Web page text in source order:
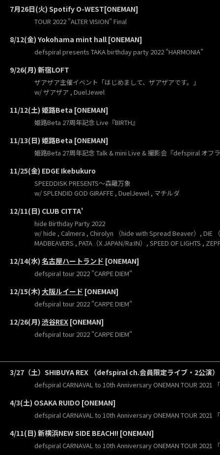
7月26日(火) Spotify O-WEST[ONEMAN]
TOUR 2022 "ALTER VISION" Final
8/12(金) Yokohama mint hall [ONEMAN]
defspiral presents TAKA birthday party 2022 "HARMONIA"
9/26(月) 新宿LOFT
ザアザア主催イベント「はじめまして、ザアザアです。」
w/ ザアザア , DuelJewel
11/12(土) 姫路Beta [ONEMAN]
姫路Beta 27周年記念 Live『BIRTH』
11/13(日) 姫路Beta [ONEMAN]
姫路Beta 27周年記念 Talk & mini Live & 撮影会『defspiral オフ
11/25(金) EDGE Ikebukuro
SPEEDDISK PRESENTS～森羅万象
w/ SPLENDID GOD GIRAFFE , DuelJewel , マチルダ
12/11(日) CLUB CITTA'
hide Birthday Party 2022
w/ hide , Calmera , Chirolyn （hide with Spread Beaver）, DIE
MADBEAVERS , PATA（X JAPAN/Ra:IN）, SPEED OF LIGHTS ,
12/14(水) 名古屋ハートランド [ONEMAN]
defspiral tour 2022 "CARPE DIEM"
12/15(木) 大阪ルイード [ONEMAN]
defspiral tour 2022 "CARPE DIEM"
12/26(月) 渋谷REX [ONEMAN]
defspiral tour 2022 "CARPE DIEM"
3/27（土）SHIBUYA REX （defspiral ch.会員限定ライブ・2公演
defspiral CARNAVAL to 10th Anniversary ONEMAN TOUR 2021
4/3(土) OSAKA RUIDO [ONEMAN]
defspiral CARNAVAL to 10th Anniversary ONEMAN TOUR 2021
4/11(日) 新横浜NEW SIDE BEACH!! [ONEMAN]
defspiral CARNAVAL to 10th Anniversary ONEMAN TOUR 2021